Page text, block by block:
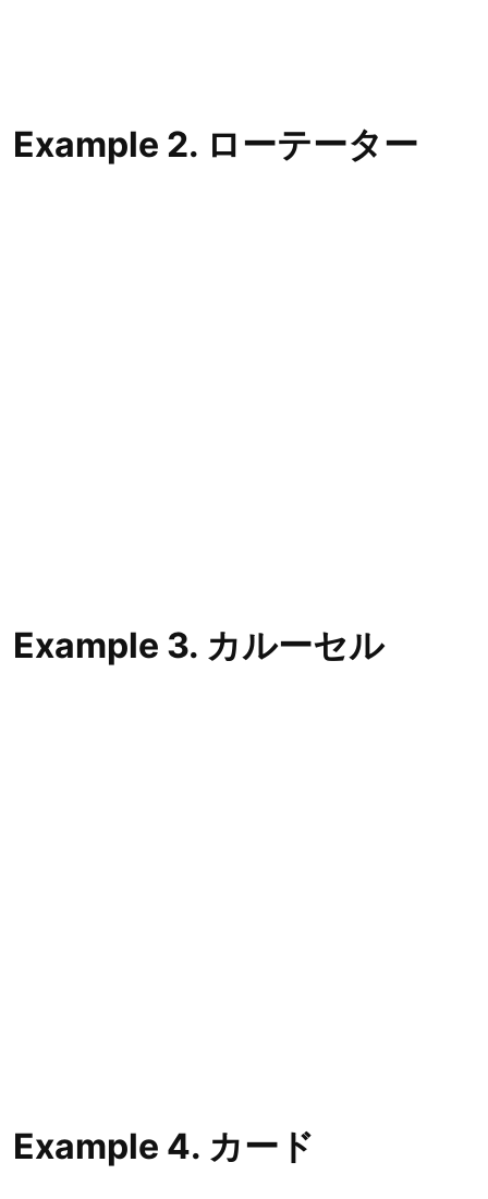
Example 2. ローテーター
Example 3. カルーセル
Example 4. カード